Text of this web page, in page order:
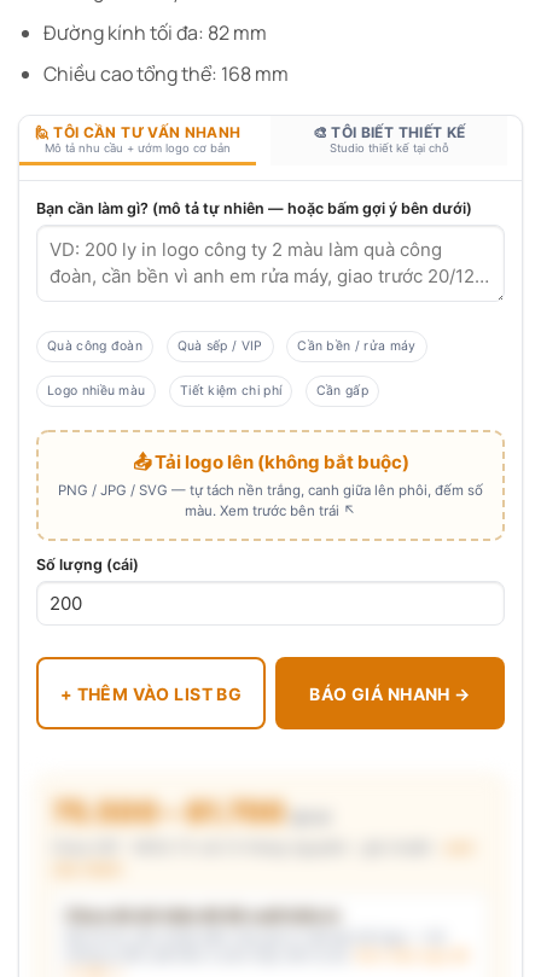
Đường kính tối đa: 82 mm
Chiều cao tổng thể: 168 mm
🙋 TÔI CẦN TƯ VẤN NHANH
Mô tả nhu cầu + ướm logo cơ bản
🎨 TÔI BIẾT THIẾT KẾ
Studio thiết kế tại chỗ
Bạn cần làm gì? (mô tả tự nhiên — hoặc bấm gợi ý bên dưới)
Quà công đoàn Quà sếp / VIP Cần bền / rửa máy
Logo nhiều màu Tiết kiệm chi phí Cần gấp
📤 Tải logo lên (không bắt buộc)
PNG / JPG / SVG — tự tách nền trắng, canh giữa lên phôi, đếm số
màu. Xem trước bên trái ↖
Số lượng (cái)
+ THÊM VÀO LIST BG BÁO GIÁ NHANH →
75.500 – 81.700